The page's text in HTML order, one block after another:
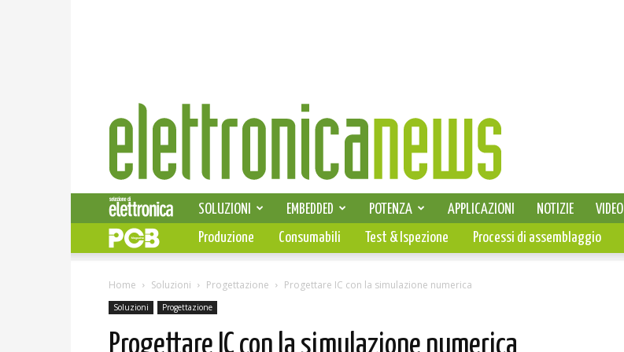
Elettronica
News
SELEZIONE DI ELETTRONICA
SOLUZIONI EMBEDDED POTENZA APPLICAZIONI NOTIZIE
VIDEO
PCB
Produzione Consumabili Test & Ispezione Processi di assemblaggio
Home Soluzioni Progettazione Progettare IC con la simulazione numerica
Soluzioni Progettazione
Progettare IC con la simulazione numerica